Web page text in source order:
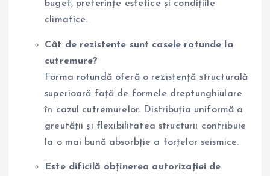
buget, preferințe estetice și condițiile
climatice.
Cât de rezistente sunt casele rotunde la
cutremure?
Forma rotundă oferă o rezistență structurală
superioară față de formele dreptunghiulare
în cazul cutremurelor. Distribuția uniformă a
greutății și flexibilitatea structurii contribuie
la o mai bună absorbție a forțelor seismice.
Este dificilă obținerea autorizației de